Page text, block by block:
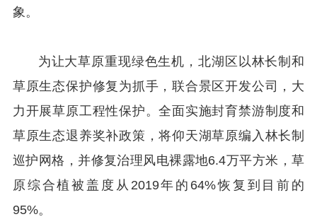
象。
为让大草原重现绿色生机，北湖区以林长制和
草原生态保护修复为抓手，联合景区开发公司，大
力开展草原工程性保护。全面实施封育禁游制度和
草原生态退养奖补政策，将仰天湖草原编入林长制
巡护网格，并修复治理风电裸露地6.4万平方米，草
原综合植被盖度从2019年的64%恢复到目前的
95%。